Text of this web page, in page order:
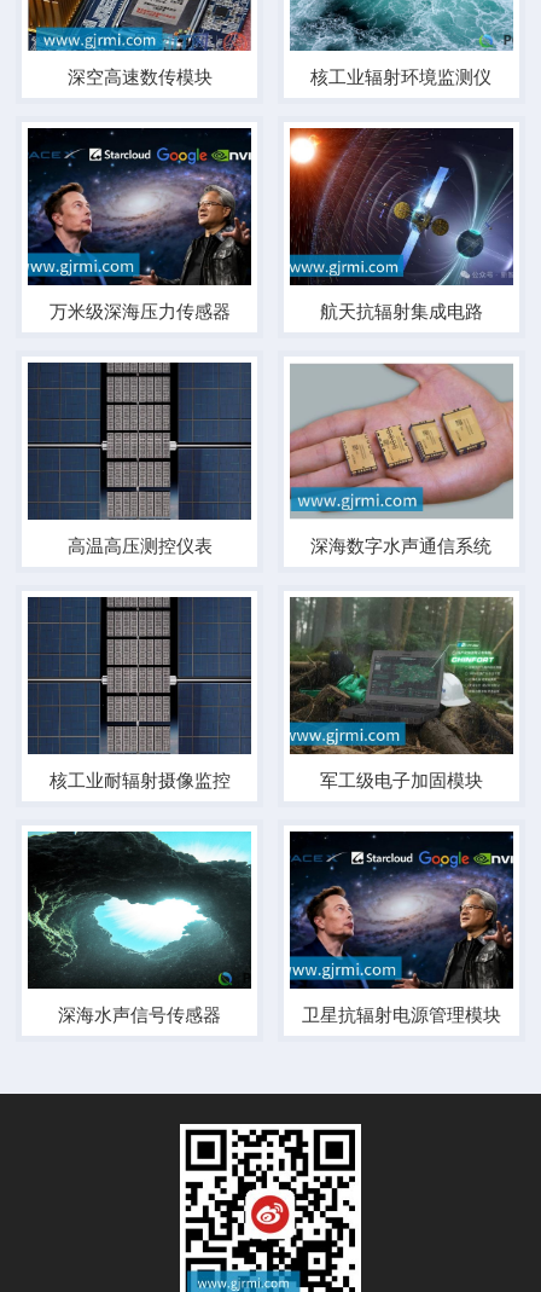
深空高速数传模块 核工业辐射环境监测仪
万米级深海压力传感器 航天抗辐射集成电路
高温高压测控仪表 深海数字水声通信系统
核工业耐辐射摄像监控 军工级电子加固模块
深海水声信号传感器 卫星抗辐射电源管理模块